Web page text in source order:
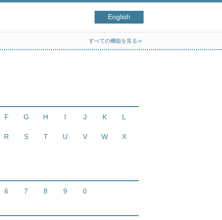
English
すべての機能を見る≫
F G H I J K L
R S T U V W X
6 7 8 9 0